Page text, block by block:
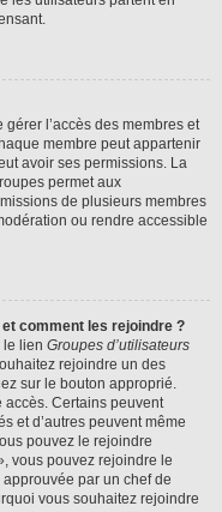
l’accès des membres et
membre peut appartenir
avoir ses permissions. La
permet aux
de plusieurs membres
ou rendre accessible
comment les rejoindre ?
le lien Groupes d’utilisateurs
rejoindre un des
sur le bouton approprié.
accès. Certains peuvent
et d’autres peuvent même
pouvez le rejoindre
vous pouvez rejoindre le
par un chef de
vous souhaitez rejoindre